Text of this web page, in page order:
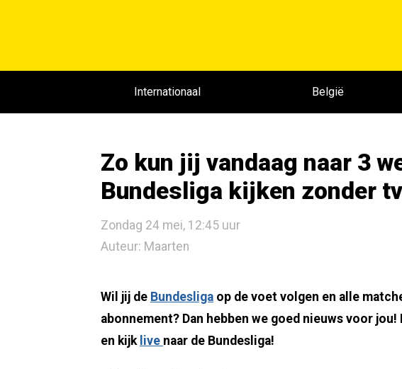
Internationaal België
Zo kun jij vandaag naar 3
Bundesliga kijken zonder
Zondag 24 mei, 12:45 uur
Auteur: Maarten
Wil jij de Bundesliga op de voet volgen en alle
abonnement? Dan hebben we goed nieuws voor jou!
en kijk live naar de Bundesliga!